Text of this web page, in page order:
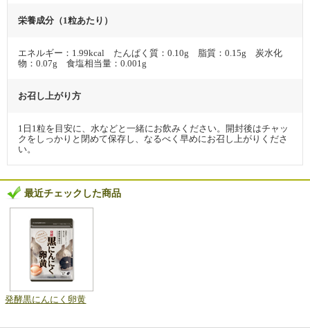
栄養成分（1粒あたり）
エネルギー：1.99kcal たんぱく質：0.10g 脂質：0.15g 炭水化
物：0.07g 食塩相当量：0.001g
お召し上がり方
1日1粒を目安に、水などと一緒にお飲みください。開封後はチャッ
クをしっかりと閉めて保存し、なるべく早めにお召し上がりくださ
い。
最近チェックした商品
発酵黒にんにく卵黄